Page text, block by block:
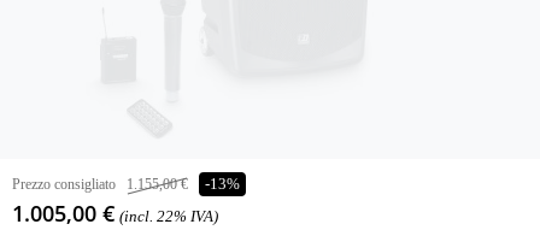
Prezzo consigliato 1.155,00 € -13%
1.005,00 € (incl. 22% IVA)